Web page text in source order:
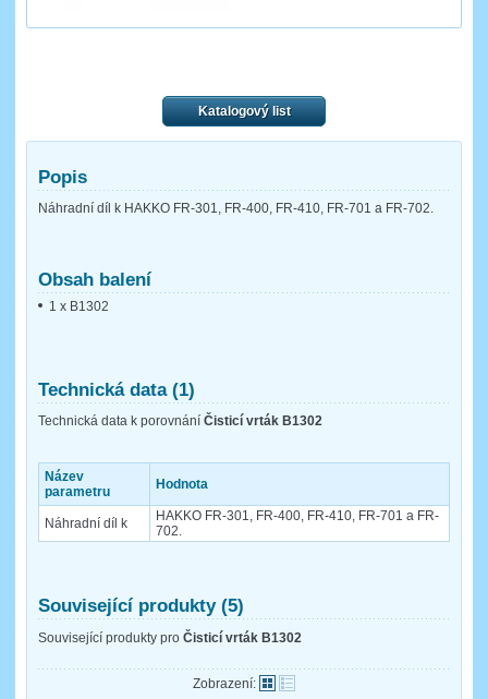
Katalogový list
Popis
Náhradní díl k HAKKO FR-301, FR-400, FR-410, FR-701 a FR-702.
Obsah balení
1 x B1302
Technická data (1)
Technická data k porovnání Čisticí vrták B1302
Název
parametru
Hodnota
Náhradní díl k
HAKKO FR-301, FR-400, FR-410, FR-701 a FR-
702.
Související produkty (5)
Související produkty pro Čisticí vrták B1302
Zobrazení: